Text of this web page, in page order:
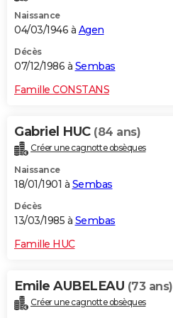
Naissance
04/03/1946 à Agen
Décès
07/12/1986 à Sembas
Famille CONSTANS
Gabriel HUC (84 ans)
Créer une cagnotte obsèques
Naissance
18/01/1901 à Sembas
Décès
13/03/1985 à Sembas
Famille HUC
Emile AUBELEAU (73 ans)
Créer une cagnotte obsèques